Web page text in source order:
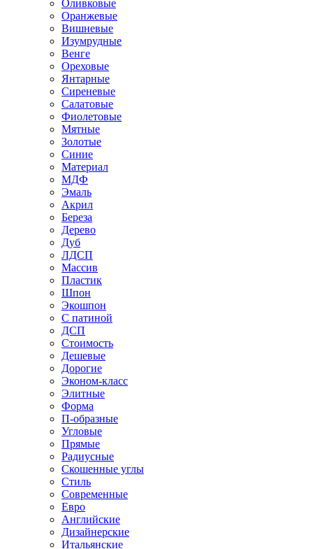
Оливковые
Оранжевые
Вишневые
Изумрудные
Венге
Ореховые
Янтарные
Сиреневые
Салатовые
Фиолетовые
Мятные
Золотые
Синие
Материал
МДФ
Эмаль
Акрил
Береза
Дерево
Дуб
ЛДСП
Массив
Пластик
Шпон
Экошпон
С патиной
ДСП
Стоимость
Дешевые
Дорогие
Эконом-класс
Элитные
Форма
П-образные
Угловые
Прямые
Радиусные
Скошенные углы
Стиль
Современные
Евро
Английские
Дизайнерские
Итальянские